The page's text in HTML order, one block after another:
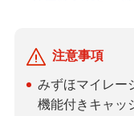
注意事項
みずほマイレー
機能付きキャッ